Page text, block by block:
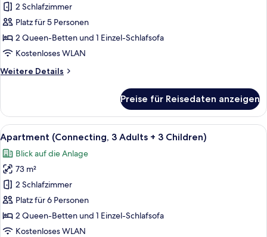
(Connecting,
3
Adults
+
Children)
2 Schlafzimmer
Platz für 5 Personen
2 Queen-Betten und 1 Einzel-Schlafsofa
Kostenloses WLAN
Weitere Details
Weitere
(Connecting,
Adults
2
Children)
Preise für Reisedaten anzeigen
Alle
Fotos
für
Apartment
(Connecting,
3
Adults
+
Zimmersafe,
2
Apartment (Connecting, 3 Adults + 3 Children)
Blick auf die Anlage
73 m²
2 Schlafzimmer
Platz für 6 Personen
2 Queen-Betten und 1 Einzel-Schlafsofa
Kostenloses WLAN